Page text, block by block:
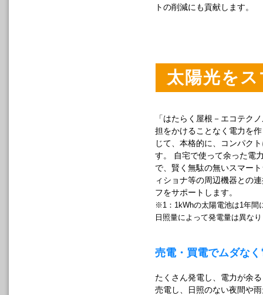
トの削減にも貢献します。
太陽光を
「はたらく屋根－エコテク
担をかけることなく電力を
じて、本格的に、コンパク
す。 自宅で使って余った電
で、賢く無駄の無いスマー
ィショナ等の周辺機器との
フをサポートします。
※1：1kWhの太陽電池は1年間
日照量によって発電量は異な
売電・買電でムダな
たくさん発電し、電力が余
売電し、日照のない夜間や